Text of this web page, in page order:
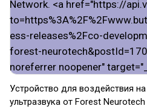
Устройство для воздействия
ультразвука от Forest